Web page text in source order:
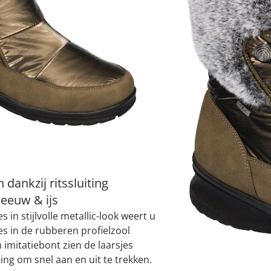
&
Geniale
nu
nu
jetzt
nu
nu
Variantolijfgroen
Leverbaar binnen
dankzij ritssluiting
& ijs
in stijlvolle metallic-look weert u
in de rubberen profielzool
imitatiebont zien de laarsjes
om snel aan en uit te trekken.